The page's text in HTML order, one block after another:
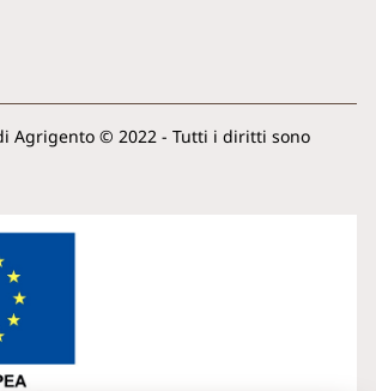
Agrigento © 2022 - Tutti i diritti sono